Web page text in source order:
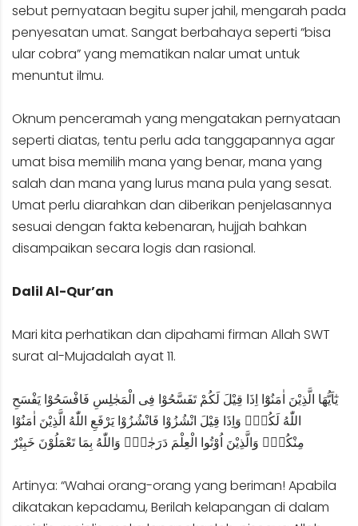
sebut pernyataan begitu super jahil, mengarah pada
penyesatan umat. Sangat berbahaya seperti “bisa
ular cobra” yang mematikan nalar umat untuk
menuntut ilmu.
Oknum penceramah yang mengatakan pernyataan
seperti diatas, tentu perlu ada tanggapannya agar
umat bisa memilih mana yang benar, mana yang
salah dan mana yang lurus mana pula yang sesat.
Umat perlu diarahkan dan diberikan penjelasannya
sesuai dengan fakta kebenaran, hujjah bahkan
disampaikan secara logis dan rasional.
Dalil Al-Qur’an
Mari kita perhatikan dan dipahami firman Allah SWT
surat al-Mujadalah ayat 11.
يٰٓاَيُّهَا الَّذِيْنَ اٰمَنُوْٓا اِذَا قِيْلَ لَكُمْ تَفَسَّحُوْا فِى الْمَجٰلِسِ فَافْسَحُوْا يَفْسَحِ
اللّٰهُ لَكُمْۚ وَاِذَا قِيْلَ انْشُزُوْا فَانْشُزُوْا يَرْفَعِ اللّٰهُ الَّذِيْنَ اٰمَنُوْا
مِنْكُمْۙ وَالَّذِيْنَ اُوْتُوا الْعِلْمَ دَرَجٰتٍۗ وَاللّٰهُ بِمَا تَعْمَلُوْنَ خَبِيْرٌ
Artinya: “Wahai orang-orang yang beriman! Apabila
dikatakan kepadamu, Berilah kelapangan di dalam